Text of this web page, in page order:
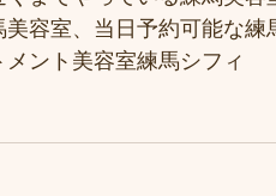
容室、当日予約可能な
ント美容室練馬シフィ